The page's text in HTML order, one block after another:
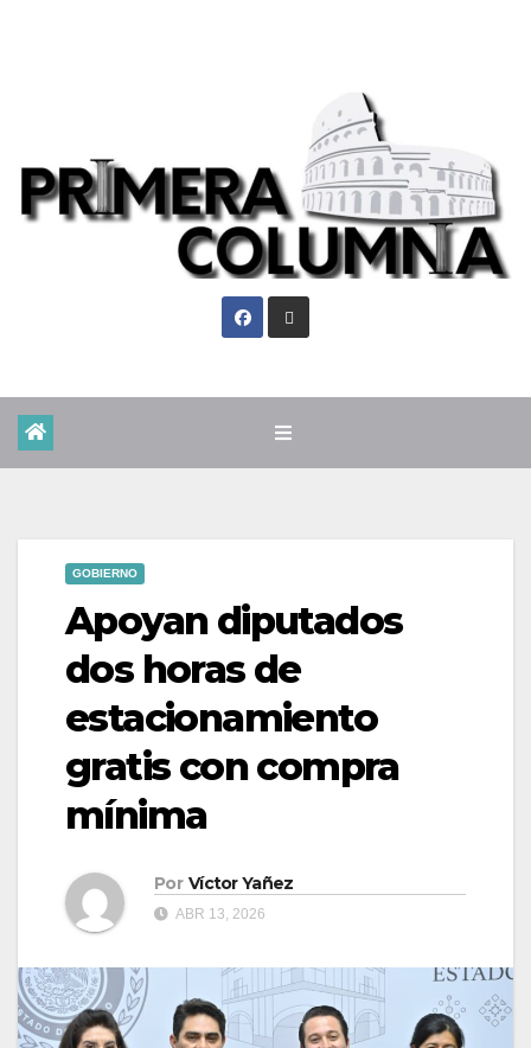
GOBIERNO
Apoyan diputados
dos horas de
estacionamiento
gratis con compra
mínima
Por Víctor Yañez
ABR 13, 2026